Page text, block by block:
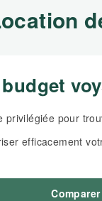
privilégiée pour
efficacement